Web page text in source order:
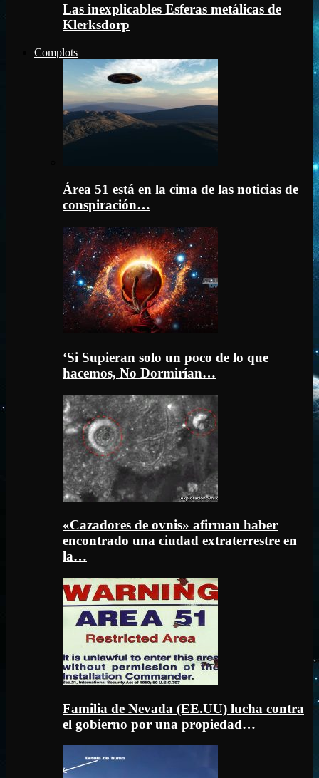
Las inexplicables Esferas metálicas de
Klerksdorp
Complots
Área 51 está en la cima de las noticias de
conspiración…
‘Si Supieran solo un poco de lo que
hacemos, No Dormirían…
«Cazadores de ovnis» afirman haber
encontrado una ciudad extraterrestre en
la…
Familia de Nevada (EE.UU) lucha contra
el gobierno por una propiedad…